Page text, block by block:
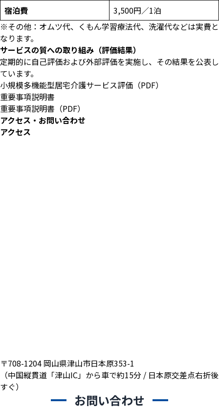
宿泊費
3,500円／1泊
※その他：オムツ代、くもん学習療法代、洗濯代などは実費と
なります。
サービスの質への取り組み（評価結果）
定期的に自己評価および外部評価を実施し、その結果を公表し
ています。
小規模多機能型居宅介護サービス評価（PDF）
重要事項説明書
重要事項説明書（PDF）
アクセス・お問い合わせ
アクセス
〒708-1204 岡山県津山市日本原353-1
（中国縦貫道「津山IC」から車で約15分 / 日本原交差点右折後
すぐ）
お問い合わせ